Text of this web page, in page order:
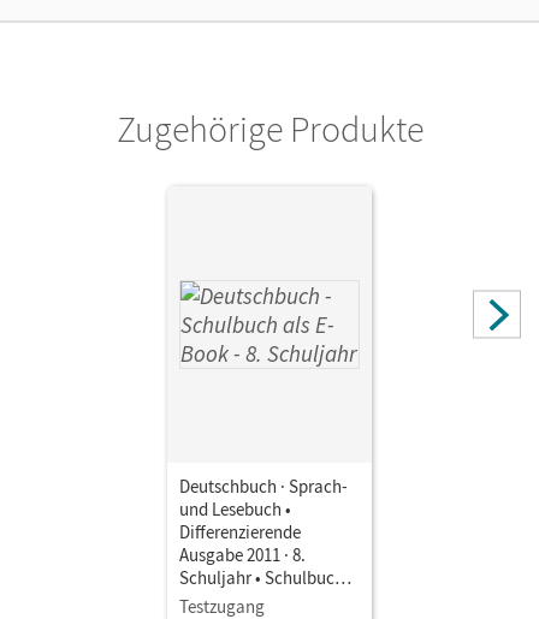
Zugehörige Produkte
Deutschbuch · Sprach-
und Lesebuch •
Differenzierende
Ausgabe 2011 · 8.
Schuljahr • Schulbuch
als E-Book
Testzugang